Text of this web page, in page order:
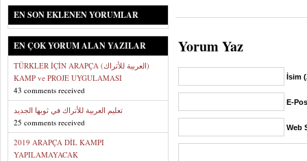
EN SON EKLENEN YORUMLAR
EN ÇOK YORUM ALAN YAZILAR
TÜRKLER İÇİN ARAPÇA (العربية للأتراك)
KAMP ve PROJE UYGULAMASI
43 comments received
تعليم العربية للأتراك في ثوبها الجديد
25 comments received
2019 ARAPÇA DİL KAMPI
YAPILAMAYACAK
Yorum Yaz
İsim
E-
Web